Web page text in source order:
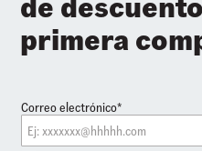
primera
Correo electrónico*